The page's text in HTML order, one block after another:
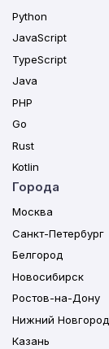
Python
JavaScript
TypeScript
Java
PHP
Go
Rust
Kotlin
Города
Москва
Санкт-Петербург
Белгород
Новосибирск
Ростов-на-Дону
Нижний Новгород
Казань